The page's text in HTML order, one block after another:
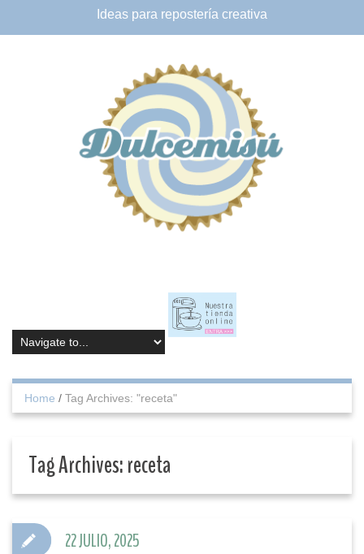
Ideas para repostería creativa
Home / Tag Archives: "receta"
Tag Archives:receta
22 JULIO, 2025